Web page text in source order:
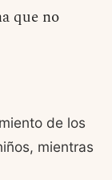
que no
de los
mientras